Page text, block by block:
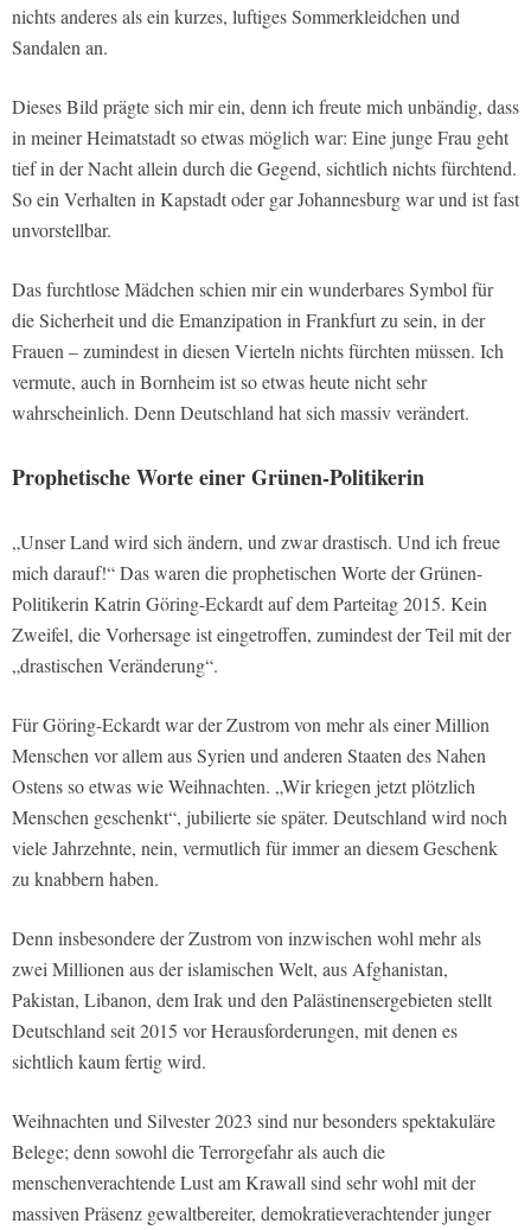
nichts anderes als ein kurzes, luftiges Sommerkleidchen und
Sandalen an.
Dieses Bild prägte sich mir ein, denn ich freute mich unbändig, dass
in meiner Heimatstadt so etwas möglich war: Eine junge Frau geht
tief in der Nacht allein durch die Gegend, sichtlich nichts fürchtend.
So ein Verhalten in Kapstadt oder gar Johannesburg war und ist fast
unvorstellbar.
Das furchtlose Mädchen schien mir ein wunderbares Symbol für
die Sicherheit und die Emanzipation in Frankfurt zu sein, in der
Frauen – zumindest in diesen Vierteln nichts fürchten müssen. Ich
vermute, auch in Bornheim ist so etwas heute nicht sehr
wahrscheinlich. Denn Deutschland hat sich massiv verändert.
Prophetische Worte einer Grünen-Politikerin
„Unser Land wird sich ändern, und zwar drastisch. Und ich freue
mich darauf!“ Das waren die prophetischen Worte der Grünen-
Politikerin Katrin Göring-Eckardt auf dem Parteitag 2015. Kein
Zweifel, die Vorhersage ist eingetroffen, zumindest der Teil mit der
„drastischen Veränderung“.
Für Göring-Eckardt war der Zustrom von mehr als einer Million
Menschen vor allem aus Syrien und anderen Staaten des Nahen
Ostens so etwas wie Weihnachten. „Wir kriegen jetzt plötzlich
Menschen geschenkt“, jubilierte sie später. Deutschland wird noch
viele Jahrzehnte, nein, vermutlich für immer an diesem Geschenk
zu knabbern haben.
Denn insbesondere der Zustrom von inzwischen wohl mehr als
zwei Millionen aus der islamischen Welt, aus Afghanistan,
Pakistan, Libanon, dem Irak und den Palästinensergebieten stellt
Deutschland seit 2015 vor Herausforderungen, mit denen es
sichtlich kaum fertig wird.
Weihnachten und Silvester 2023 sind nur besonders spektakuläre
Belege; denn sowohl die Terrorgefahr als auch die
menschenverachtende Lust am Krawall sind sehr wohl mit der
massiven Präsenz gewaltbereiter, demokratieverachtender junger